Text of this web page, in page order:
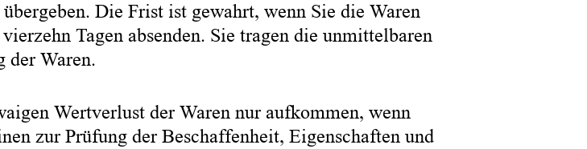
Die Frist ist gewahrt, wenn Sie die Waren
Tagen absenden. Sie tragen die unmittelbaren
der Waren.
Wertverlust der Waren nur aufkommen, wenn
zur Prüfung der Beschaffenheit, Eigenschaften und